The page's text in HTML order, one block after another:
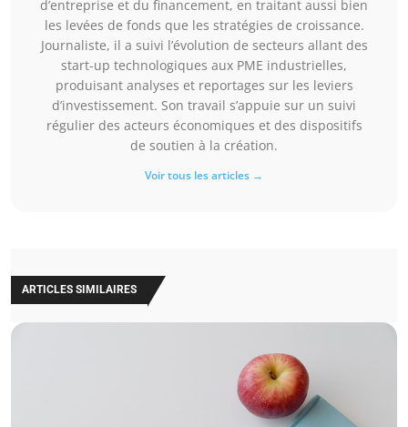
d’entreprise et du financement, en traitant aussi bien
les levées de fonds que les stratégies de croissance.
Journaliste, il a suivi l’évolution de secteurs allant des
start-up technologiques aux PME industrielles,
produisant analyses et reportages sur les leviers
d’investissement. Son travail s’appuie sur un suivi
régulier des acteurs économiques et des dispositifs
de soutien à la création.
Voir tous les articles →
ARTICLES SIMILAIRES